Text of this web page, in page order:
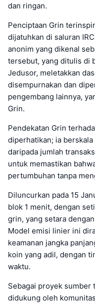
dan ringan.
Penciptaan Grin
dijatuhkan di saluran
anonim yang dikenal
tersebut, yang ditulis di
Jedusor, meletakkan
disempurnakan dan
pengembang lainnya,
Grin.
Pendekatan Grin
diperhatikan; ia
daripada jumlah
untuk memastikan
pertumbuhan tanpa
Diluncurkan pada 15
blok 1 menit, dengan
grin, yang setara
Model emisi linier ini
keamanan jangka
koin yang adil, dengan
waktu.
Sebagai proyek sumber
didukung oleh